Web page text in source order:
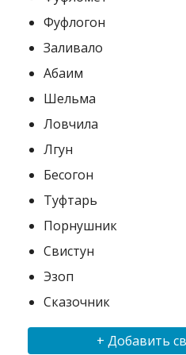
Фуфлогон
Заливало
Абаим
Шельма
Ловчила
Лгун
Бесогон
Туфтарь
Порнушник
Свистун
Эзоп
Сказочник
+ Добавить